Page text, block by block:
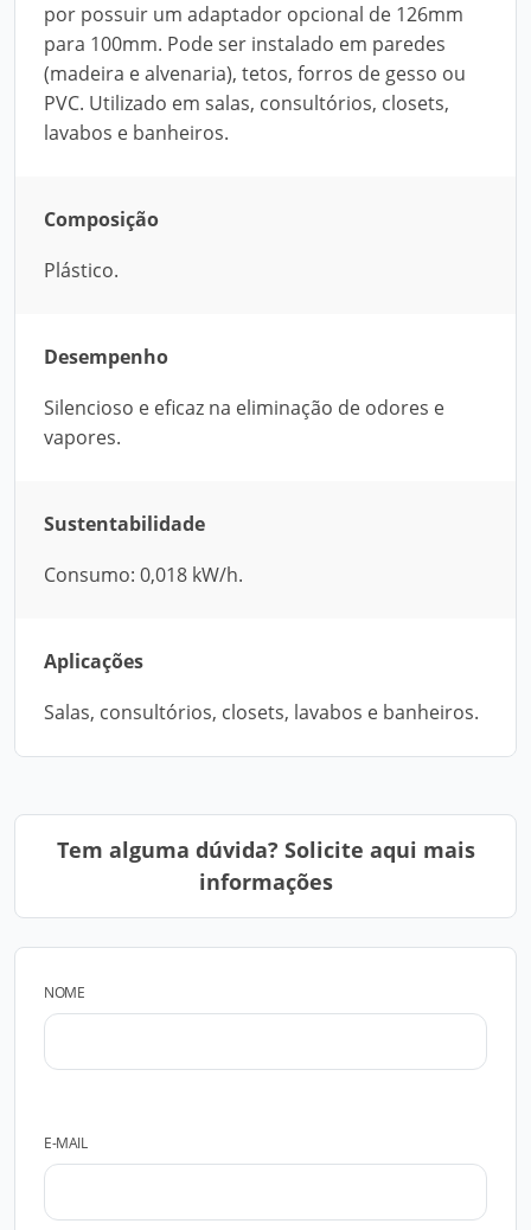
por possuir um adaptador opcional de 126mm
para 100mm. Pode ser instalado em paredes
(madeira e alvenaria), tetos, forros de gesso ou
PVC. Utilizado em salas, consultórios, closets,
lavabos e banheiros.
Composição
Plástico.
Desempenho
Silencioso e eficaz na eliminação de odores e
vapores.
Sustentabilidade
Consumo: 0,018 kW/h.
Aplicações
Salas, consultórios, closets, lavabos e banheiros.
Tem alguma dúvida? Solicite aqui mais
informações
NOME
E-MAIL